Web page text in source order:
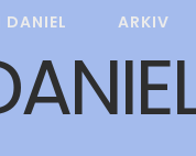
DANIEL ARKIV